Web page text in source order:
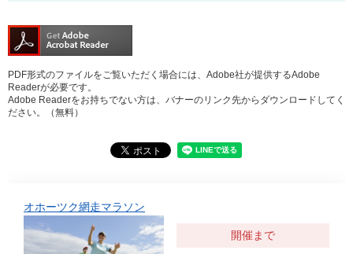
PDF形式のファイルをご覧いただく場合には、Adobe社が提供するAdobe
Readerが必要です。
Adobe Readerをお持ちでない方は、バナーのリンク先からダウンロードしてく
ださい。（無料）
オホーツク網走マラソン